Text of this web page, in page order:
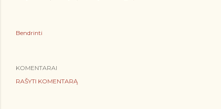
Bendrinti
KOMENTARAI
RAŠYTI KOMENTARĄ